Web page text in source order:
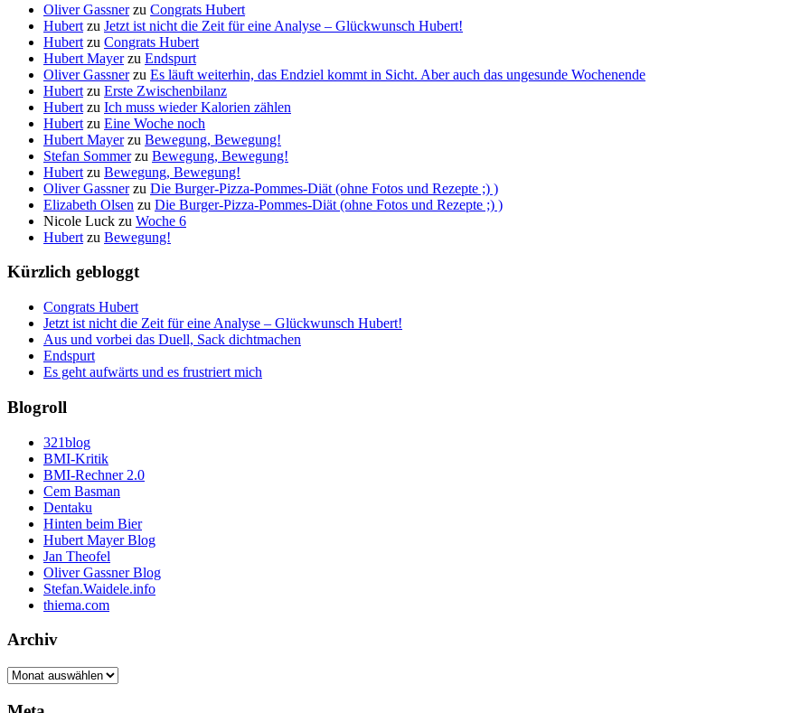
Oliver Gassnerzu Congrats Hubert
Hubert zu Jetzt ist nicht die Zeit für eine Analyse – Glückwunsch Hubert!
Hubert zu Congrats Hubert
Hubert Mayerzu Endspurt
Oliver Gassnerzu Es läuft weiterhin, das Endziel kommt in Sicht. Aber auch das ungesunde Wochenende
Hubert zu Erste Zwischenbilanz
Hubert zu Ich muss wieder Kalorien zählen
Hubert zu Eine Woche noch
Hubert Mayerzu Bewegung, Bewegung!
Stefan Sommerzu Bewegung, Bewegung!
Hubert zu Bewegung, Bewegung!
Oliver Gassnerzu Die Burger-Pizza-Pommes-Diät (ohne Fotos und Rezepte ;) )
Elizabeth Olsen zu Die Burger-Pizza-Pommes-Diät (ohne Fotos und Rezepte ;) )
Nicole Luck zu Woche 6
Hubert zu Bewegung!
Kürzlich gebloggt
Congrats Hubert
Jetzt ist nicht die Zeit für eine Analyse – Glückwunsch Hubert!
Aus und vorbei das Duell, Sack dichtmachen
Endspurt
Es geht aufwärts und es frustriert mich
Blogroll
321blog
BMI-Kritik
BMI-Rechner 2.0
Cem Basman
Dentaku
Hinten beim Bier
Hubert Mayer Blog
Jan Theofel
Oliver Gassner Blog
Stefan.Waidele.info
thiema.com
Archiv
Archiv